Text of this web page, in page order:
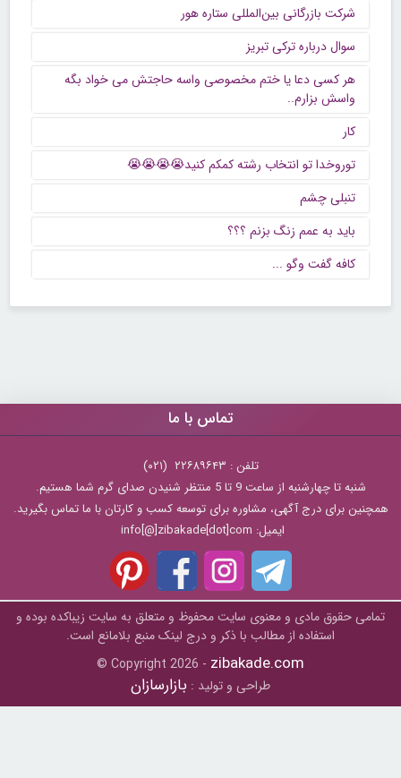
شرکت بازرگانی بین‌المللی ستاره هور
سوال درباره ترکی تبریز
هر کسی دعا یا ختم مخصوصی واسه حاجتش می خواد بگه
واسش بزارم..
کار
توروخدا تو انتخاب رشته کمکم کنید😭😭😭😭
تنبلی چشم
باید به عمم زنگ بزنم ؟؟؟
كافه گفت وگو ...
تماس با ما
تلفن : ۲۲۶۸۹۶۴۳ (۰۲۱)
شنبه تا چهارشنبه از ساعت 9 تا 5 منتظر شنیدن صدای گرم شما هستیم.
همچنین برای درج آگهی، مشاوره برای توسعه کسب و کارتان با ما تماس بگیرید.
ایمیل: info[@]zibakade[dot]com
تمامی حقوق مادی و معنوی سایت محفوظ و متعلق به سايت زیباکده بوده و
استفاده از مطالب با ذکر و درج لینک منبع بلامانع است.
© Copyright 2026 - zibakade.com
طراحی و تولید : بازارسازان